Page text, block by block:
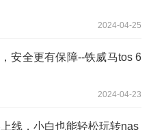
2024-04-25
安全更有保障--铁威马tos 6
2024-04-23
线，小白也能轻松玩转nas